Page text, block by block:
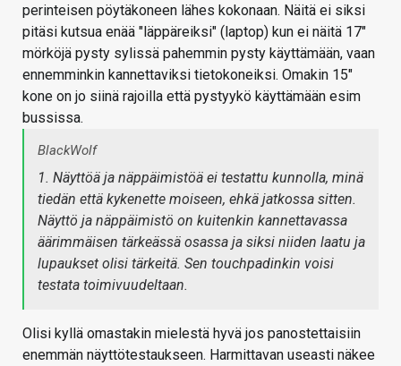
perinteisen pöytäkoneen lähes kokonaan. Näitä ei siksi
pitäsi kutsua enää "läppäreiksi" (laptop) kun ei näitä 17"
mörköjä pysty sylissä pahemmin pysty käyttämään, vaan
ennemminkin kannettaviksi tietokoneiksi. Omakin 15"
kone on jo siinä rajoilla että pystyykö käyttämään esim
bussissa.
BlackWolf
1. Näyttöä ja näppäimistöä ei testattu kunnolla, minä
tiedän että kykenette moiseen, ehkä jatkossa sitten.
Näyttö ja näppäimistö on kuitenkin kannettavassa
äärimmäisen tärkeässä osassa ja siksi niiden laatu ja
lupaukset olisi tärkeitä. Sen touchpadinkin voisi
testata toimivuudeltaan.
Olisi kyllä omastakin mielestä hyvä jos panostettaisiin
enemmän näyttötestaukseen. Harmittavan useasti näkee